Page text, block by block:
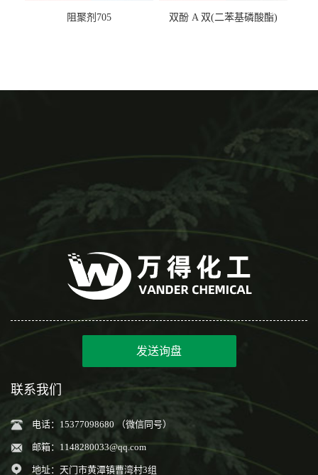
阻聚剂705 双酚 A 双(二苯基磷酸酯)
发送询盘
联系我们
电话：15377098680 （微信同号）
邮箱： 1148280033@qq.com
地址：天门市黄潭镇曹湾村3组